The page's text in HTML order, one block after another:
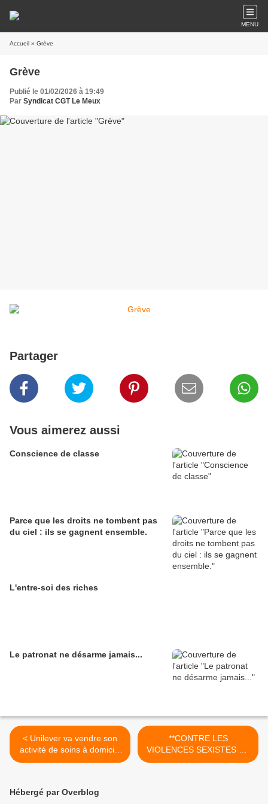
MENU
Accueil » Grève
Grève
Publié le 01/02/2026 à 19:49
Par Syndicat CGT Le Meux
Partager
Vous aimerez aussi
Conscience de classe
Parce que les droits ne tombent pas
du ciel : ils se gagnent ensemble.
L'entre-soi des riches
Le patronat ne désarme jamais...
< Unilever va vendre son
activité de soins à domicile
en Colombie et en Équateur
**CONTRE LES
VIOLENCES SEXISTES ET
SEXUELLES PAS DE
Hébergé par Overblog